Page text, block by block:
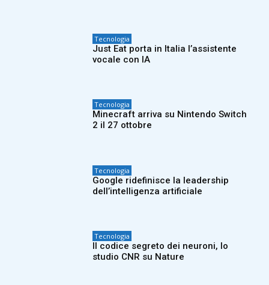
Tecnologia
Just Eat porta in Italia l’assistente
vocale con IA
Tecnologia
Minecraft arriva su Nintendo Switch
2 il 27 ottobre
Tecnologia
Google ridefinisce la leadership
dell’intelligenza artificiale
Tecnologia
Il codice segreto dei neuroni, lo
studio CNR su Nature